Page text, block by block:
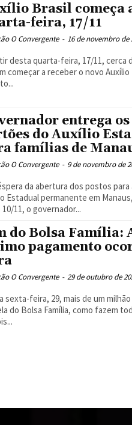
Brasil começa
feira, 17/11
O Convergente - 16 de novembro de
desta quarta-feira, 17/11, cerca
começar a receber o novo
entrega
do Auxílio
famílias de
O Convergente - 9 de novembro de
da abertura dos postos
Estadual permanente em
11, o governador...
do Bolsa Família:
pagamento
O Convergente - 29 de outubro de
sexta-feira, 29, mais de um
do Bolsa Família, como fazem